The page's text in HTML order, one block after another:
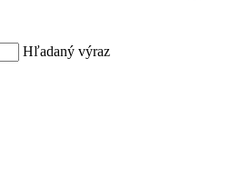
Hľadaný výraz